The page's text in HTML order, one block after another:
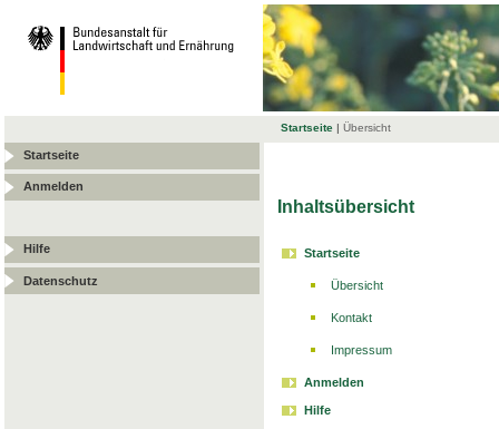
Startseite | Übersicht
Startseite
Anmelden
Hilfe
Datenschutz
Inhaltsübersicht
Startseite
Übersicht
Kontakt
Impressum
Anmelden
Hilfe